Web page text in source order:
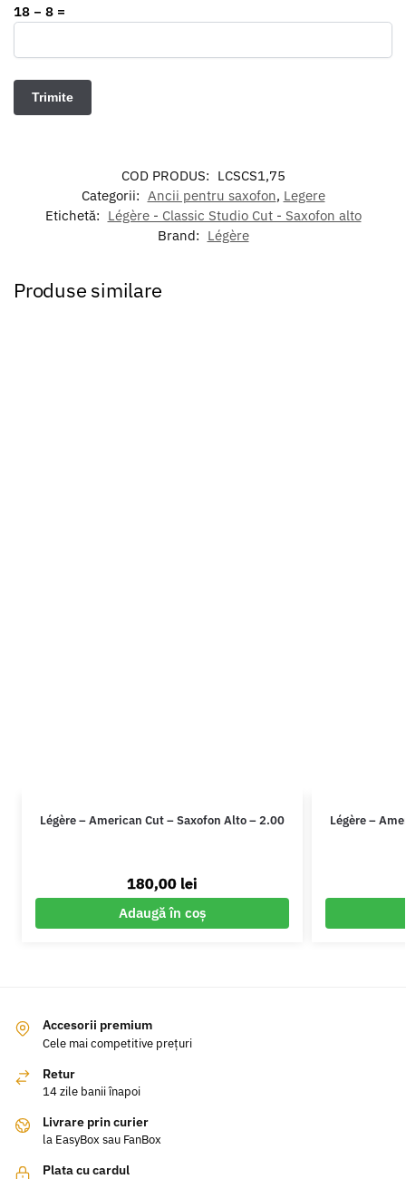
18 − 8 =
COD PRODUS: LCSCS1,75
Categorii: Ancii pentru saxofon, Legere
Etichetă: Légère - Classic Studio Cut - Saxofon alto
Brand: Légère
Produse similare
Légère – American Cut – Saxofon Alto – 2.00
180,00 lei
Adaugă în coș
Légère –
Accesorii premium
Cele mai competitive prețuri
Retur
14 zile banii înapoi
Livrare prin curier
la EasyBox sau FanBox
Plata cu cardul